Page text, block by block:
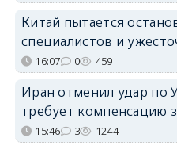
Китай пытается
специалистов и
16:07 0 459
Иран отменил удар по
требует компенсацию
15:46 3 1244